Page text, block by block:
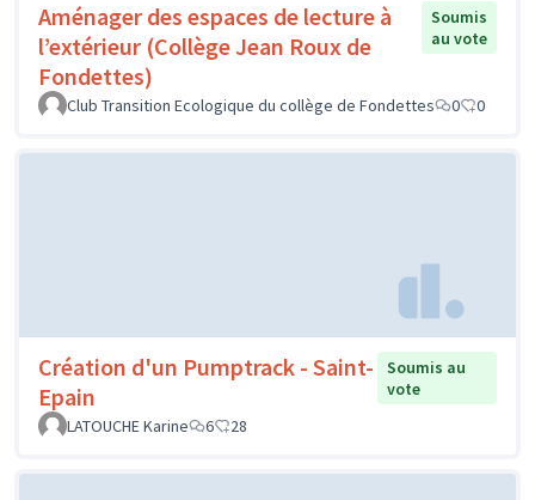
Aménager des espaces de lecture à
l’extérieur (Collège Jean Roux de
Fondettes)
Soumis
au vote
Club Transition Ecologique du collège de Fondettes 0 0
Création d'un Pumptrack - Saint-
Epain
Soumis au
vote
LATOUCHE Karine
6 28